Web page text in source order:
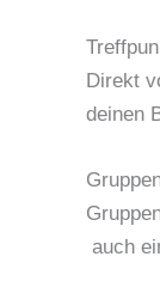
Direkt
deinen
auch